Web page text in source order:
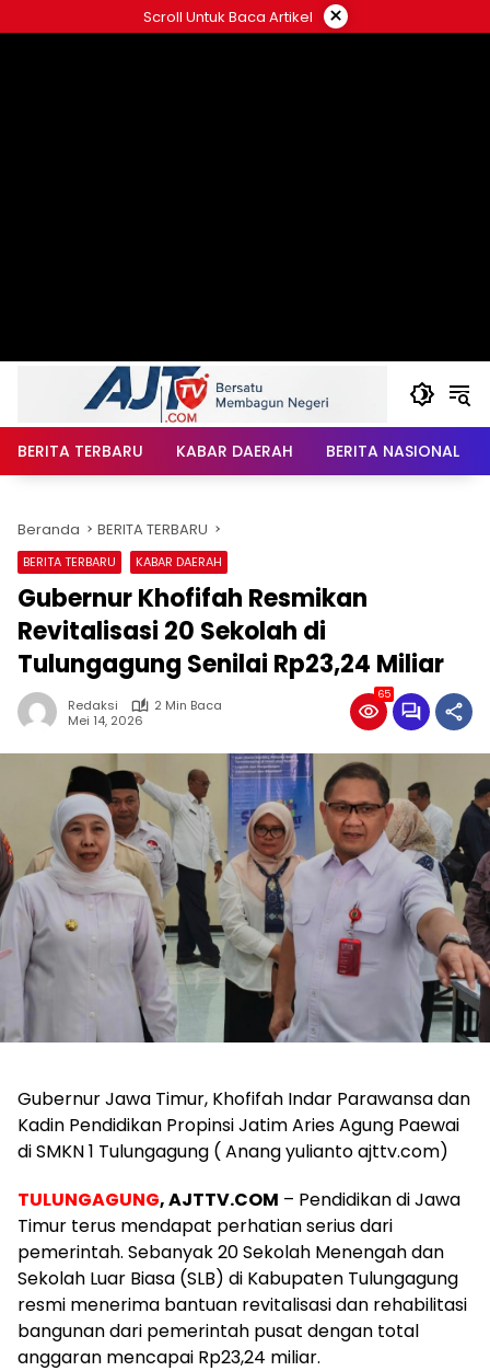
ke
Scroll Untuk Baca Artikel ×
BERITA TERBARU KABAR DAERAH BERITA NASIONAL
Beranda BERITA TERBARU
BERITA TERBARU KABAR DAERAH
Gubernur Khofifah Resmikan
Revitalisasi 20 Sekolah di
Tulungagung Senilai Rp23,24 Miliar
Redaksi
2 Min Baca
Mei 14, 2026
65
Gubernur Jawa Timur, Khofifah Indar Parawansa dan
Kadin Pendidikan Propinsi Jatim Aries Agung Paewai
di SMKN 1 Tulungagung ( Anang yulianto ajttv.com)
TULUNGAGUNG, AJTTV.COM – Pendidikan di Jawa
Timur terus mendapat perhatian serius dari
pemerintah. Sebanyak 20 Sekolah Menengah dan
Sekolah Luar Biasa (SLB) di Kabupaten Tulungagung
resmi menerima bantuan revitalisasi dan rehabilitasi
bangunan dari pemerintah pusat dengan total
anggaran mencapai Rp23,24 miliar.